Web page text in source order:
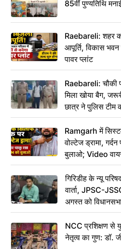
85वीं पुण्यतिथि
Raebareli: शहर
आपूर्ति, विकास
पावर प्लांट
Raebareli: चौकी
मिला खोया बैग,
छात्र ने पुलिस टीम
Ramgarh में
वोल्टेज ड्रामा,
बुलाओ; Video
गिरिडीह के न्यू
वार्ता, JPSC-
अगस्त को
NCC प्रशिक्षण से
नेतृत्व का गुण: डॉ.